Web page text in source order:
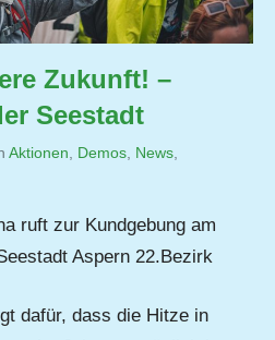
Zukunft! –
Seestadt
Aktionen Demos News
ruft zur Kundgebung am
Aspern 22.Bezirk
dafür, dass die Hitze in